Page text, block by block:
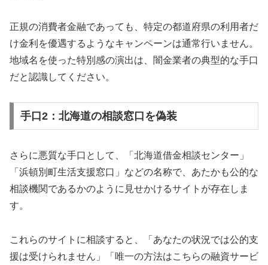
正規の消費者金融であっても、特定の都道府県の利用者だ
け金利を優遇するようなキャンペーンは通常行いません。
地域名を使った特別感の演出は、闇金業者の典型的な手口
だと認識してください。
手口2：北海道の相談窓口を偽装
さらに悪質な手口として、「北海道借金相談センター」
「浜頓別町生活支援窓口」などの名称で、あたかも公的な
相談機関であるかのように見せかけるサイトが存在しま
す。
これらのサイトに相談すると、「あなたの状況では公的支
援は受けられません」「唯一の方法はこちらの融資サービ